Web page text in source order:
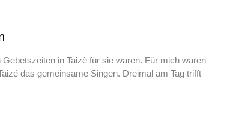
in Taizè für sie waren. Für mich waren
das gemeinsame Singen. Dreimal am Tag trifft